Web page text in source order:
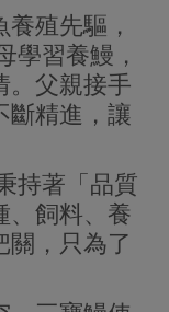
殖先驅，
學習養鰻，
。父親接手
斷精進，讓
持著「品質
、飼料、養
關，只為了